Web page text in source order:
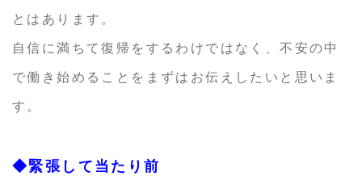
とはあります。
自信に満ちて復帰をするわけではなく、不安の中
で働き始めることをまずはお伝えしたいと思いま
す。
◆緊張して当たり前